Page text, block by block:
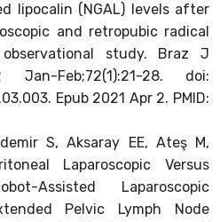
lipocalin (NGAL) levels after
and retropubic radical
study. Braz J
Jan-Feb;72(1):21-28. doi:
Epub 2021 Apr 2. PMID:
S, Aksaray EE, Ateş M,
Laparoscopic Versus
Assisted Laparoscopic
Pelvic Lymph Node